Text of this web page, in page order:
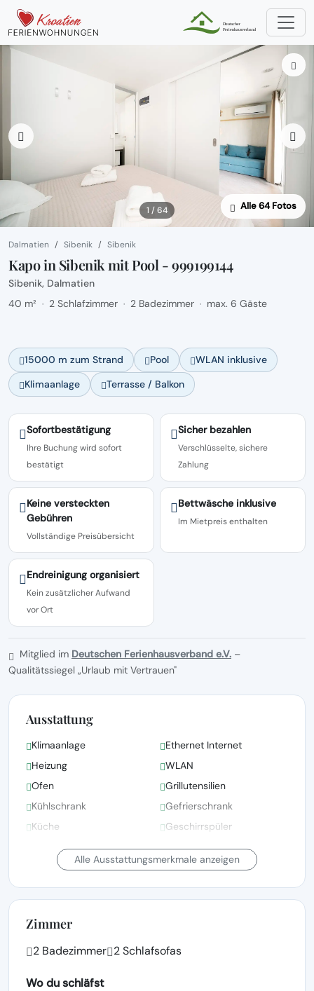
1 / 64 Alle 64 Fotos
Dalmatien Sibenik Sibenik
Kapo in Sibenik mit Pool - 999199144
Sibenik, Dalmatien
40 m² · 2 Schlafzimmer · 2 Badezimmer · max. 6 Gäste
15000 m zum Strand Pool
WLAN inklusive
Klimaanlage
Terrasse / Balkon
Sofortbestätigung
Ihre Buchung wird sofort
bestätigt
Sicher bezahlen
Verschlüsselte, sichere
Zahlung
Keine versteckten
Gebühren
Vollständige Preisübersicht
Bettwäsche inklusive
Im Mietpreis enthalten
Endreinigung organisiert
Kein zusätzlicher Aufwand
vor Ort
Mitglied im Deutschen Ferienhausverband e.V. –
Qualitätssiegel „Urlaub mit Vertrauen"
Ausstattung
Klimaanlage
Ethernet Internet
Heizung
WLAN
Ofen
Grillutensilien
Kühlschrank
Gefrierschrank
Küche
Geschirrspüler
Toilettenpapier
Garten-/Außendusche
Alle Ausstattungsmerkmale anzeigen
Zimmer
2 Badezimmer 2 Schlafsofas
Wo du schläfst